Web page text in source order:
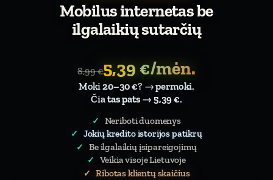
Mobilus internetas be
ilgalaikių sutarčių
8,99 €5,39 €/mėn.
Moki20–30 €? →permoki.
Čiatas pats → 5,39 €.
Neriboti duomenys
Jokių kredito istorijos patikrų
Be ilgalaikių įsipareigojimų
Veikia visoje Lietuvoje
Ribotas klientų skaičius